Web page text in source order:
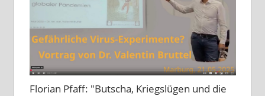
Florian Pfaff: "Butscha, Kriegslügen und die